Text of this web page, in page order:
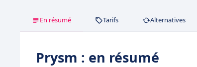
En résumé Tarifs Alternatives
Prysm : en résumé